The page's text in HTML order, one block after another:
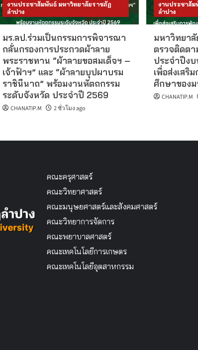
งานประชาสัมพันธ์ มหาวิทยาลัยราชภัฏ
ลำปาง
มร.ลป.ร่วมเป็นกรรมการพิจารณา
กลั่นกรองการประกวดผ้าลาย
พระราชทาน “ผ้าลายขอสมเด็จฯ –
เจ้าฟ้าฯ” และ “ผ้าลายบุปผาบรม
ราชินีนาถ” พร้อมงานหัตถกรรม
ระดับจังหวัด ประจำปี 2569
CHANATIP.M 2 ชั่วโมง ago
งานประชาสัม
ลำปาง
มหาวิทยาลั
ตรวจติดตา
ประจำปีง
เพื่อส่งเส
ศึกษาของ
CHANATIP.M
คณะครุศาสตร์
คณะวิทยาศาสตร์
คณะมนุษยศาสตร์และสังคมศาสตร์
คณะวิทยาการจัดการ
คณะพยาบาลศาสตร์
คณะเทคโนโลยีการเกษตร
คณะเทคโนโลยีอุตสาหกรรม